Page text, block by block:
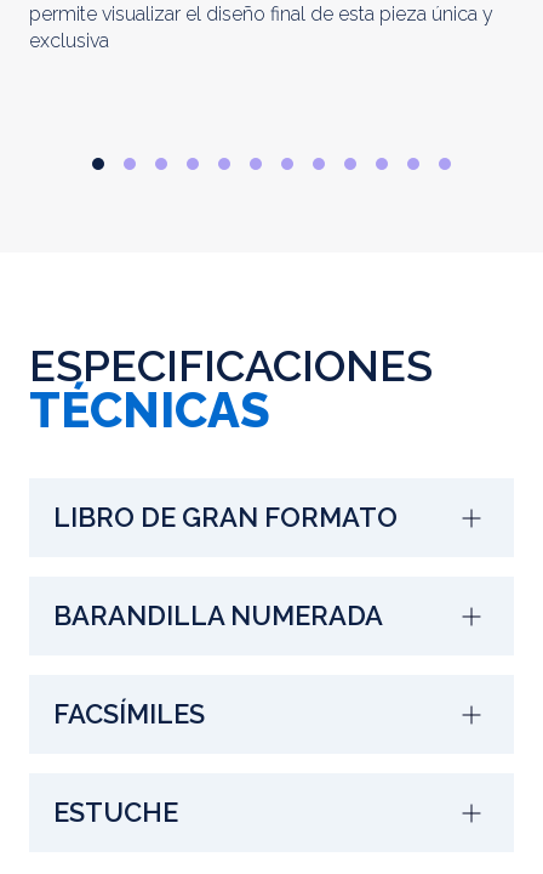
permite visualizar el diseño final de esta pieza única y
exclusiva
ESPECIFICACIONES
TÉCNICAS
LIBRO DE GRAN FORMATO
BARANDILLA NUMERADA
FACSÍMILES
ESTUCHE